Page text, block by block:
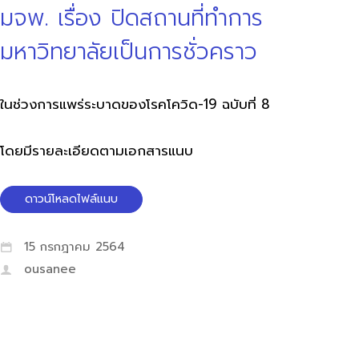
มจพ. เรื่อง ปิดสถานที่ทำการ
มหาวิทยาลัยเป็นการชั่วคราว
ในช่วงการแพร่ระบาดของโรคโควิด-19 ฉบับที่ 8
โดยมีรายละเอียดตามเอกสารแนบ
ดาวน์โหลดไฟล์แนบ
15 กรกฎาคม 2564
ousanee